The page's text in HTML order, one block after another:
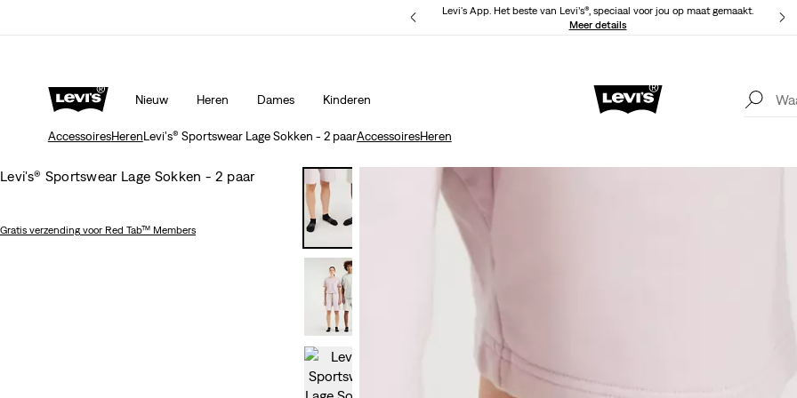
Levi's App. Het beste van Levi’s®, speciaal voor jou op maat gemaakt.
Meer details
Nieuw Heren Dames Kinderen
Levi's App. Het beste van Levi’s®, speciaal voor jou op maat gemaakt.
Meer details
AccessoiresHerenLevi's® Sportswear Lage Sokken - 2 paarAccessoiresHeren
Levi's® Sportswear Lage Sokken - 2 paar
Gratis verzending voor Red Tab™ Members